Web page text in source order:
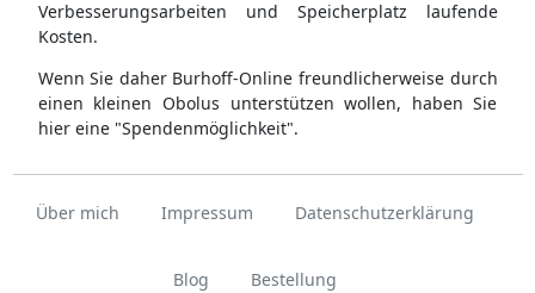
Verbesserungsarbeiten und Speicherplatz laufende
Kosten.
Wenn Sie daher Burhoff-Online freundlicherweise durch
einen kleinen Obolus unterstützen wollen, haben Sie
hier eine "Spendenmöglichkeit".
Über mich Impressum Datenschutzerklärung
Blog Bestellung